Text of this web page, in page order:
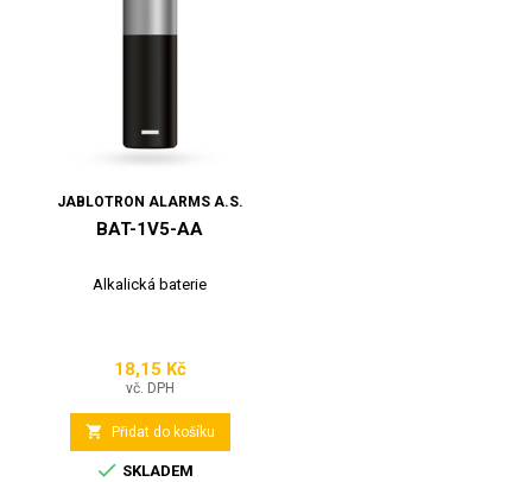
JABLOTRON ALARMS A.S.
BAT-1V5-AA
Alkalická baterie
Cena
18,15 Kč
vč. DPH
 Přidat do košíku
 SKLADEM